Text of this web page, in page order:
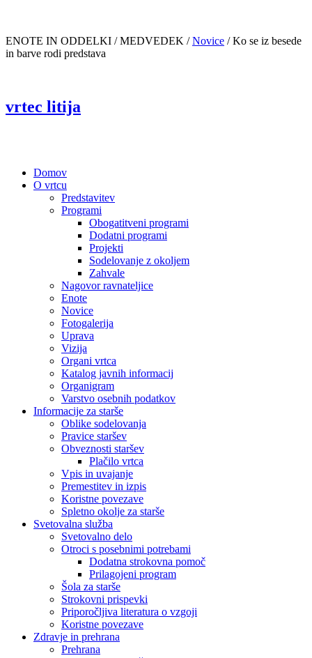
ENOTE IN ODDELKI / MEDVEDEK /Novice /Ko se iz besede
in barve rodi predstava
vrtec litija
Domov
O vrtcu
Predstavitev
Programi
Obogatitveni programi
Dodatni programi
Projekti
Sodelovanje z okoljem
Zahvale
Nagovor ravnateljice
Enote
Novice
Fotogalerija
Uprava
Vizija
Organi vrtca
Katalog javnih informacij
Organigram
Varstvo osebnih podatkov
Informacije za starše
Oblike sodelovanja
Pravice staršev
Obveznosti staršev
Plačilo vrtca
Vpis in uvajanje
Premestitev in izpis
Koristne povezave
Spletno okolje za starše
Svetovalna služba
Svetovalno delo
Otroci s posebnimi potrebami
Dodatna strokovna pomoč
Prilagojeni program
Šola za starše
Strokovni prispevki
Priporočljiva literatura o vzgoji
Koristne povezave
Zdravje in prehrana
Prehrana